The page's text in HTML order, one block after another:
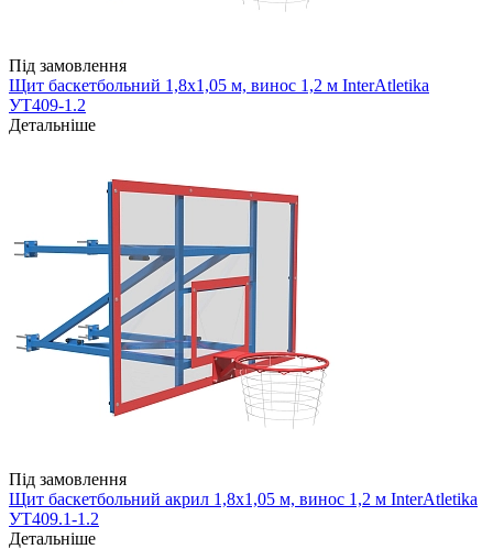
Під замовлення
Щит баскетбольний 1,8х1,05 м, винос 1,2 м InterAtletika
УТ409-1.2
Детальніше
Під замовлення
Щит баскетбольний акрил 1,8х1,05 м, винос 1,2 м InterAtletika
УТ409.1-1.2
Детальніше